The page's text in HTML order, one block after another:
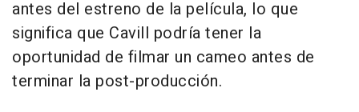
antes del estreno de la película, lo que
significa que Cavill podría tener la
oportunidad de filmar un cameo antes de
terminar la post-producción.